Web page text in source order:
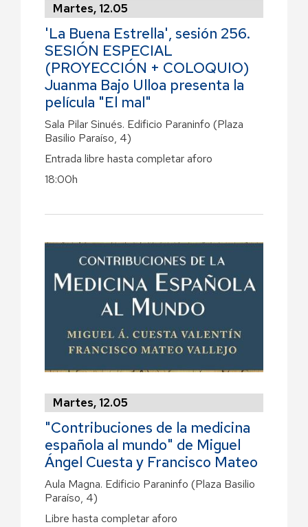
Martes, 12.05
'La Buena Estrella', sesión 256.
SESIÓN ESPECIAL
(PROYECCIÓN + COLOQUIO)
Juanma Bajo Ulloa presenta la
película "El mal"
Sala Pilar Sinués. Edificio Paraninfo (Plaza
Basilio Paraíso, 4)
Entrada libre hasta completar aforo
18:00h
Martes, 12.05
"Contribuciones de la medicina
española al mundo" de Miguel
Ángel Cuesta y Francisco Mateo
Aula Magna. Edificio Paraninfo (Plaza Basilio
Paraíso, 4)
Libre hasta completar aforo